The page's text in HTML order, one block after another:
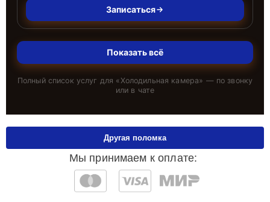
Записаться
Показать всё
Полный список услуг для «Холодильная камера» — по звонку
или в чате
Мы принимаем к оплате:
Другая поломка